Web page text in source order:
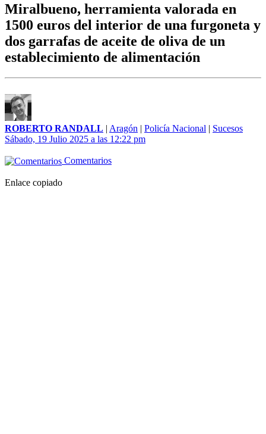
Miralbueno, herramienta valorada en
1500 euros del interior de una furgoneta y
dos garrafas de aceite de oliva de un
establecimiento de alimentación
ROBERTO RANDALL | Aragón | Policía Nacional | Sucesos
Sábado, 19 Julio 2025 a las 12:22 pm
Comentarios
Enlace copiado